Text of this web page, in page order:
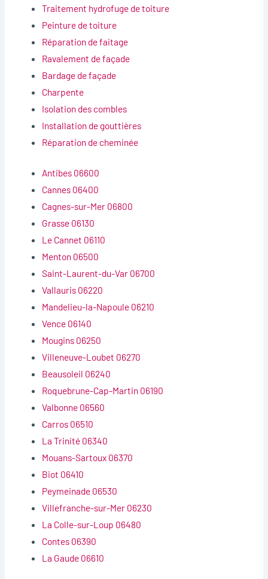
Traitement hydrofuge de toiture
Peinture de toiture
Réparation de faitage
Ravalement de façade
Bardage de façade
Charpente
Isolation des combles
Installation de gouttières
Réparation de cheminée
Antibes 06600
Cannes 06400
Cagnes-sur-Mer 06800
Grasse 06130
Le Cannet 06110
Menton 06500
Saint-Laurent-du-Var 06700
Vallauris 06220
Mandelieu-la-Napoule 06210
Vence 06140
Mougins 06250
Villeneuve-Loubet 06270
Beausoleil 06240
Roquebrune-Cap-Martin 06190
Valbonne 06560
Carros 06510
La Trinité 06340
Mouans-Sartoux 06370
Biot 06410
Peymeinade 06530
Villefranche-sur-Mer 06230
La Colle-sur-Loup 06480
Contes 06390
La Gaude 06610